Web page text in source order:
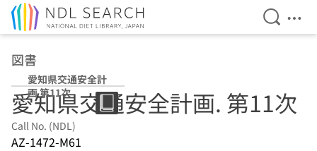
Open
図書
愛知県交通安全計
画 第11次
愛知県交通安全計画. 第11次
Call No. (NDL)
AZ-1472-M61